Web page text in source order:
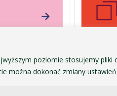
poziomie stosujemy
można dokonać zmiany
Akademia Muzyczna im.